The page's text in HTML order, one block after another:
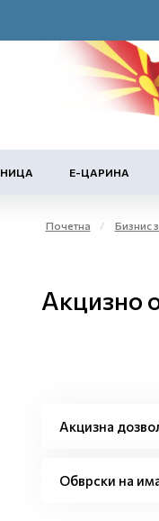
Е-ЦАРИНА
Почетна Бизнис
Акцизно
Акцизна
Обврски на